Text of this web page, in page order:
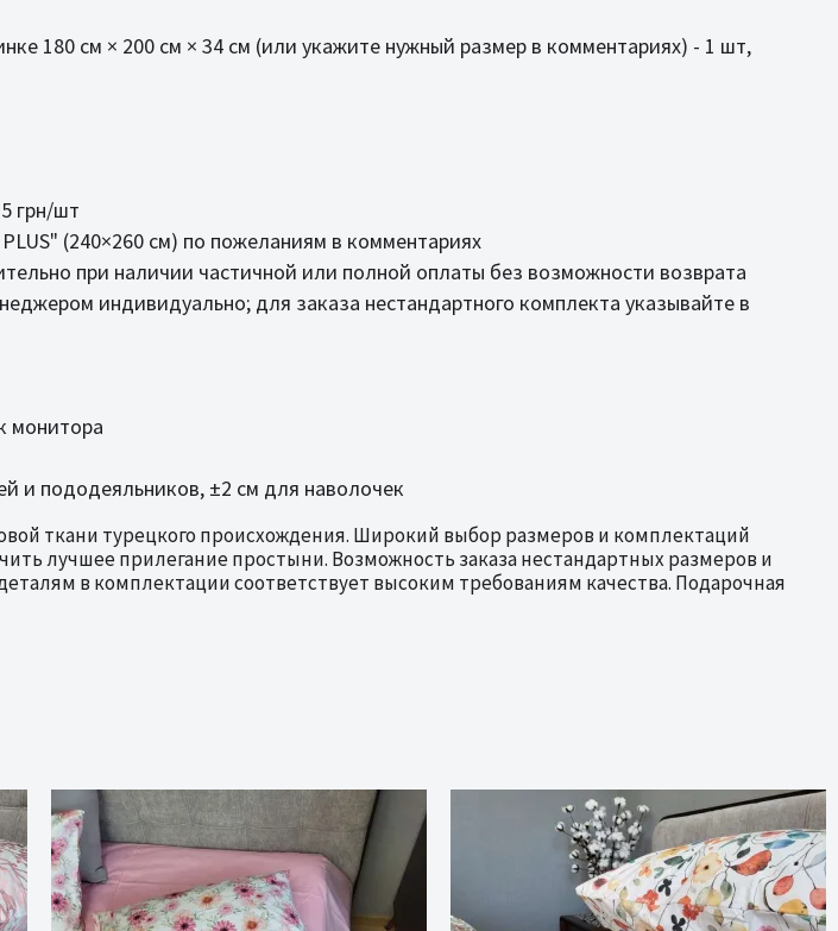
180 см × 200 см × 34 см (или укажите нужный размер в комментариях) - 1 шт,
грн/шт
(240×260 см) по пожеланиям в комментариях
при наличии частичной или полной оплаты без возможности возврата
индивидуально; для заказа нестандартного комплекта указывайте в
монитора
и пододеяльников, ±2 см для наволочек
ткани турецкого происхождения. Широкий выбор размеров и комплектаций
лучшее прилегание простыни. Возможность заказа нестандартных размеров и
в комплектации соответствует высоким требованиям качества. Подарочная